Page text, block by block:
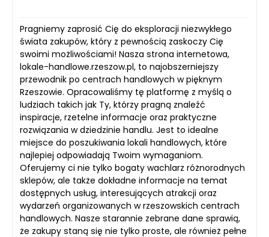
Pragniemy zaprosić Cię do eksploracji niezwykłego
świata zakupów, który z pewnością zaskoczy Cię
swoimi możliwościami! Nasza strona internetowa,
lokale-handlowe.rzeszow.pl, to najobszerniejszy
przewodnik po centrach handlowych w pięknym
Rzeszowie. Opracowaliśmy tę platformę z myślą o
ludziach takich jak Ty, którzy pragną znaleźć
inspiracje, rzetelne informacje oraz praktyczne
rozwiązania w dziedzinie handlu. Jest to idealne
miejsce do poszukiwania lokali handlowych, które
najlepiej odpowiadają Twoim wymaganiom.
Oferujemy ci nie tylko bogaty wachlarz różnorodnych
sklepów, ale także dokładne informacje na temat
dostępnych usług, interesujących atrakcji oraz
wydarzeń organizowanych w rzeszowskich centrach
handlowych. Nasze starannie zebrane dane sprawią,
że zakupy staną się nie tylko proste, ale również pełne